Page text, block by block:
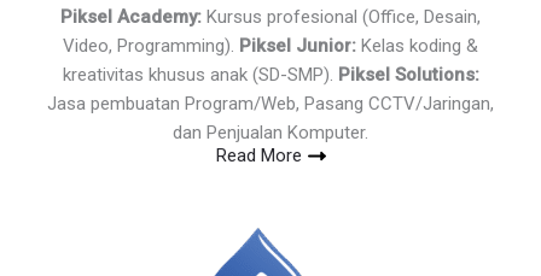
Piksel Academy: Kursus profesional (Office, Desain,
Video, Programming). Piksel Junior: Kelas koding &
kreativitas khusus anak (SD-SMP). Piksel Solutions:
Jasa pembuatan Program/Web, Pasang CCTV/Jaringan,
dan Penjualan Komputer.
Read More